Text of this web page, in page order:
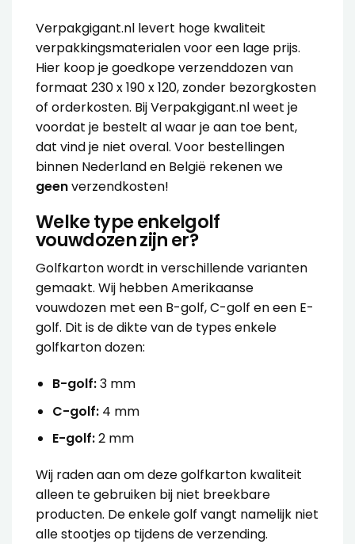
Verpakgigant.nl levert hoge kwaliteit
verpakkingsmaterialen voor een lage prijs.
Hier koop je goedkope verzenddozen van
formaat 230 x 190 x 120, zonder bezorgkosten
of orderkosten. Bij Verpakgigant.nl weet je
voordat je bestelt al waar je aan toe bent,
dat vind je niet overal. Voor bestellingen
binnen Nederland en België rekenen we
geenverzendkosten!
Welke type enkelgolf
vouwdozen zijn er?
Golfkarton wordt in verschillende varianten
gemaakt. Wij hebben Amerikaanse
vouwdozen met een B-golf, C-golf en een E-
golf. Dit is de dikte van de types enkele
golfkarton dozen:
B-golf:3 mm
C-golf: 4 mm
E-golf:2 mm
Wij raden aan om deze golfkarton kwaliteit
alleen te gebruiken bij niet breekbare
producten. De enkele golf vangt namelijk niet
alle stootjes op tijdens de verzending.